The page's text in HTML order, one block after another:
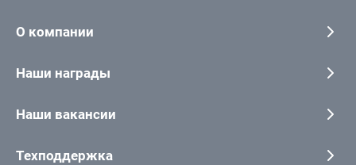
О компании
Наши награды
Наши вакансии
Техподдержка